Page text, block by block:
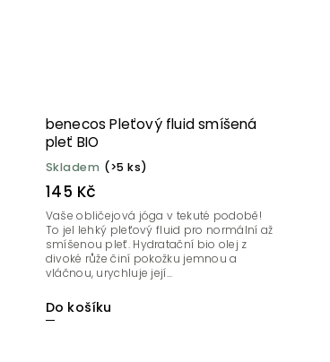
benecos Pleťový fluid smíšená
pleť BIO
Skladem (>5 ks)
145 Kč
Do košíku
Vaše obličejová jóga v tekuté podobě!
To jel lehký pleťový fluid pro normální až
smíšenou pleť. Hydratační bio olej z
divoké růže činí pokožku jemnou a
vláčnou, urychluje její...